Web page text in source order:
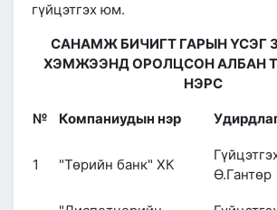
гүйцэтгэх юм.
САНАМЖ БИЧИГТ ГАРЫН ҮСЭГ
ХЭМЖЭЭНД ОРОЛЦСОНАЛБАН
НЭРС
№ Компаниудын нэр
1 "Төрийн банк" ХК
Ө.Гантөр